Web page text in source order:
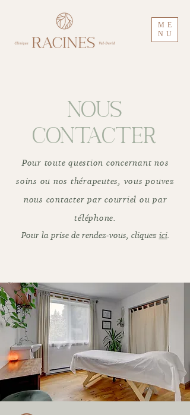
ME
NU
Nous
contacter
Pour toute question concernant nos
soins ou nos thérapeutes, vous pouvez
nous contacter par courriel ou par
téléphone.
Pour la prise de rendez-vous, cliquez ici.